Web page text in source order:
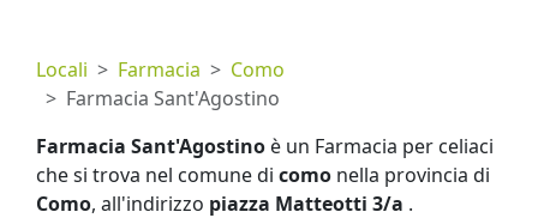
Locali Farmacia
Como
Farmacia Sant'Agostino
Farmacia Sant'Agostino è un Farmacia per celiaci
che si trova nel comune di como nella provincia di
Como, all'indirizzo piazza Matteotti 3/a .